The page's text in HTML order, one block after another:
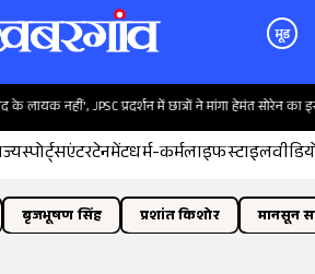
मूड
नहीं', JPSC प्रदर्शन में छात्रों ने मांगा हेमंत सोरेन का
स्पोर्ट्सएंटरटेनमेंटधर्म-कर्मलाइफस्टाइल
बृजभूषण सिंह प्रशांत किशोर मानसून